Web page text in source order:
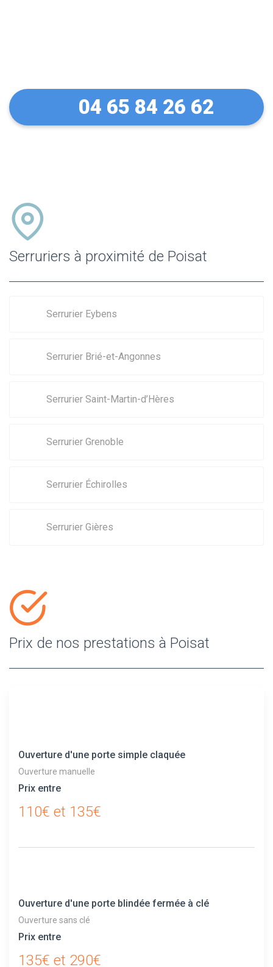
04 65 84 26 62
Serruriers à proximité de Poisat
Serrurier Eybens
Serrurier Brié-et-Angonnes
Serrurier Saint-Martin-d’Hères
Serrurier Grenoble
Serrurier Échirolles
Serrurier Gières
Prix de nos prestations à Poisat
Ouverture d'une porte simple claquée
Ouverture manuelle
Prix entre
110€ et 135€
Ouverture d'une porte blindée fermée à clé
Ouverture sans clé
Prix entre
135€ et 290€